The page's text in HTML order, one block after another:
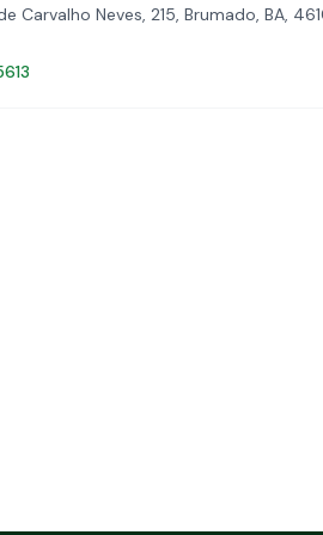
Carvalho Neves, 215, Brumado, BA,